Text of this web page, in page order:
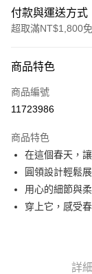
付款與運送方式
超取滿NT$1,800
信用卡一次付款
超商取貨付款
Apple Pay
悠遊付
Google Pay
商品特色
商品編號
11723986
商品特色
在這個春天，
圓領設計輕鬆
用心的細節與
穿上它，感受
詳